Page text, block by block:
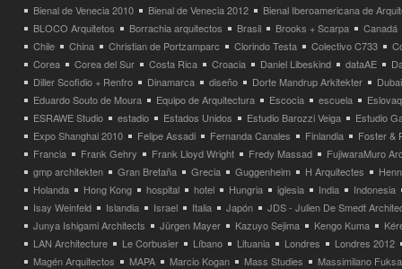
Bienal de Venecia 2010
Bienal de Venecia 2012
Bienal Iberoamericana de
BLOCO Arquitetos
Borrachia arquitectos Brasil Brooks + Scarpa
Canadá
Chile
China Christian de Portzamparc Clorindo Testa Colectivo C733
Corea
Corea del Sur Costa Rica Croacia Daniel Libeskind dataAE
Diller Scofidio + Renfro
Dinamarca diseño Dorte Mandrup Arkitekter
Dubai
Eduardo Souto de Moura
Equipo de Arquitectura Escocia escuela
ESRAWE Studio
estadio Estados Unidos Estudio Barozzi Veiga
Estudio
Expo Shanghai 2010
Felipe Assadi Fernanda Canales Finlandia
Foster &
Francia
Frank Gehry Frank Lloyd Wright Fredy Massad
FujiwaraMuro
gmp architekten
Gran Bretaña Grecia Guggenheim H Arquitectes
Holanda
Hong Kong hospital hotel Hungria iglesia India
Indonesia
Isay Weinfeld
Islandia Israel Italia Japón
JDS - Julien De Smedt
Junya Ishigami Architects
Jürgen Mayer Kazuyo Sejima Kengo Kuma
LAN Architecture
Le Corbusier Líbano Lituania Londres
Londres 2012
Magén Arquitectos
MAPA Marcio Kogan Mass Studies
Massimilano